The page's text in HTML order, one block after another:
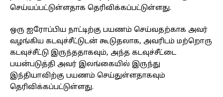
செய்யப்பட்டுள்ளதாக தெரிவிக்கப்பட்டுள்ளது.
ஒரு ஐரோப்பிய நாட்டிற்கு பயணம் செய்வதற்காக அவர்
வழங்கிய கடவுச்சீட்டுடன் கூடுதலாக, அவரிடம் மற்றொரு
கடவுச்சீட்டு இருந்ததாகவும், அந்த கடவுச்சீட்டை
பயன்படுத்தி அவர் இலங்கையில் இருந்து
இந்தியாவிற்கு பயணம் செய்துள்ளதாகவும்
தெரிவிக்கப்பட்டுள்ளது.